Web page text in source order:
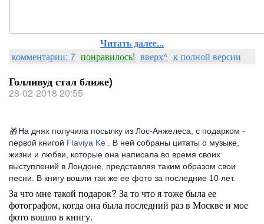
Читать далее...
комментарии: 7 понравилось! вверх^ к полной версии
Голливуд стал ближе)
28-02-2018 20:55
🎁На днях получила посылку из Лос-Анжелеса, с подарком -
первой книгой Flaviya Ke . В ней собраны цитаты о музыке,
жизни и любви, которые она написала во время своих
выступлений в Лондоне, представляя таким образом свои
песни. В книгу вошли так же ее фото за последние 10 лет.
За что мне такой подарок? За то что я тоже была ее
фотографом, когда она была последний раз в Москве и мое
фото вошло в книгу.